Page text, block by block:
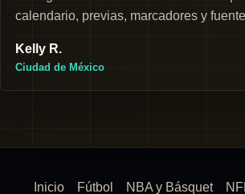
calendario, previas, marcadores y
Kelly R.
Ciudad de México
Inicio Fútbol NBA y Básquet